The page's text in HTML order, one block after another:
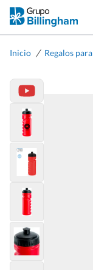
Inicio / Regalos